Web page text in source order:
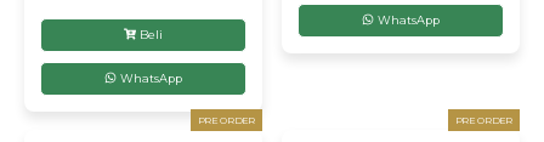
Beli
WhatsApp
WhatsApp
PRE ORDER PRE ORDER